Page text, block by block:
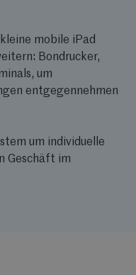
mobile iPad
Bondrucker,
um
entgegennehmen
um individuelle
Geschäft im